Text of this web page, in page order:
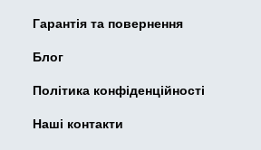
Гарантія та повернення
Блог
Політика конфіденційності
Наші контакти